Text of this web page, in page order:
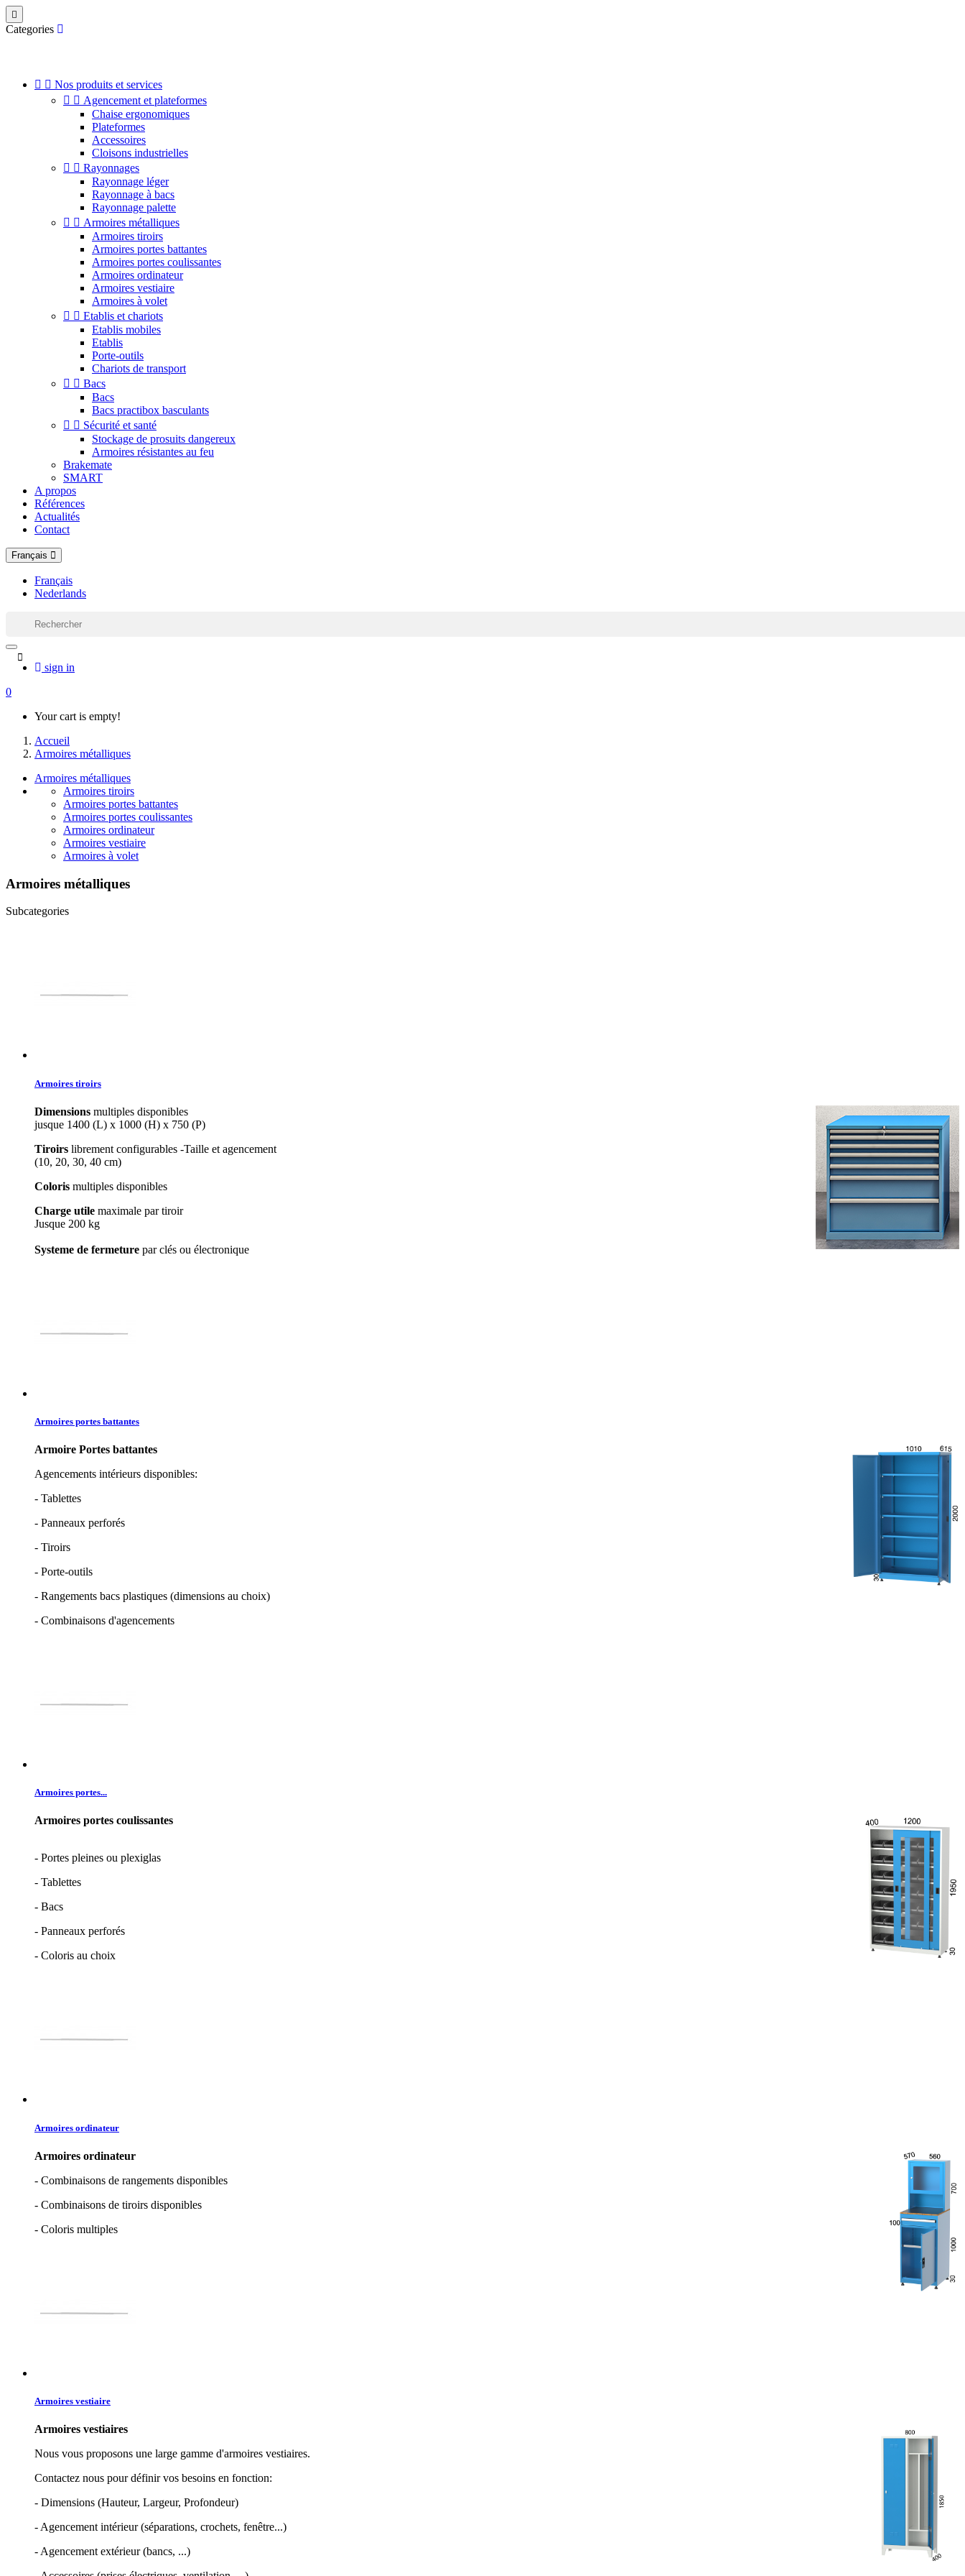

Categories
  Nos produits et services
  Agencement et plateformes
Chaise ergonomiques
Plateformes
Accessoires
Cloisons industrielles
  Rayonnages
Rayonnage léger
Rayonnage à bacs
Rayonnage palette
  Armoires métalliques
Armoires tiroirs
Armoires portes battantes
Armoires portes coulissantes
Armoires ordinateur
Armoires vestiaire
Armoires à volet
  Etablis et chariots
Etablis mobiles
Etablis
Porte-outils
Chariots de transport
  Bacs
Bacs
Bacs practibox basculants
  Sécurité et santé
Stockage de prosuits dangereux
Armoires résistantes au feu
Brakemate
SMART
A propos
Références
Actualités
Contact
Français
Français
Nederlands
sign in
0
Your cart is empty!
Accueil
Armoires métalliques
Armoires métalliques
Armoires tiroirs
Armoires portes battantes
Armoires portes coulissantes
Armoires ordinateur
Armoires vestiaire
Armoires à volet
Armoires métalliques
Subcategories
Armoires tiroirs
Dimensions multiples disponibles
jusque 1400 (L) x 1000 (H) x 750 (P)
Tiroirs librement configurables -Taille et agencement
(10, 20, 30, 40 cm)
Coloris multiples disponibles
Charge utile maximale par tiroir
Jusque 200 kg
Systeme de fermeture par clés ou électronique
Armoires portes battantes
Armoire Portes battantes
Agencements intérieurs disponibles:
- Tablettes
- Panneaux perforés
- Tiroirs
- Porte-outils
- Rangements bacs plastiques (dimensions au choix)
- Combinaisons d'agencements
Armoires portes...
Armoires portes coulissantes
- Portes pleines ou plexiglas
- Tablettes
- Bacs
- Panneaux perforés
- Coloris au choix
Armoires ordinateur
Armoires ordinateur
- Combinaisons de rangements disponibles
- Combinaisons de tiroirs disponibles
- Coloris multiples
Armoires vestiaire
Armoires vestiaires
Nous vous proposons une large gamme d'armoires vestiaires.
Contactez nous pour définir vos besoins en fonction:
- Dimensions (Hauteur, Largeur, Profondeur)
- Agencement intérieur (séparations, crochets, fenêtre...)
- Agencement extérieur (bancs, ...)